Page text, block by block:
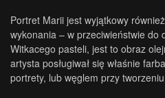
Portret Marii jest wyjątkowy
wykonania – w przeciwieństwie do
Witkacego pasteli, jest to obraz
artysta posługiwał się właśnie
portrety, lub węglem przy